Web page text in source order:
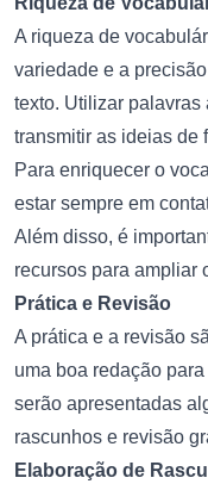
A riqueza de
variedade e a
texto. Utilizar
transmitir as ideias de
Para enriquecer o
estar sempre em
Além disso, é
recursos para ampliar
Prática e Revisão
A prática e a revisão
uma boa redação
serão apresentadas
rascunhos e revisão
Elaboração de